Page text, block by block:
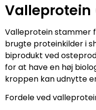
Valleprotein
Valleprotein stammer
brugte proteinkilder i
biprodukt ved
for at have en høj
kroppen kan udnytte
Fordele ved